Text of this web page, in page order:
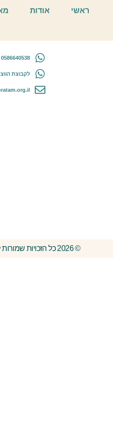
ראשי אודות
0586640538
לקבוצת
© 2026 כל הזכויות שמורות לפורום תורותם אמנותן